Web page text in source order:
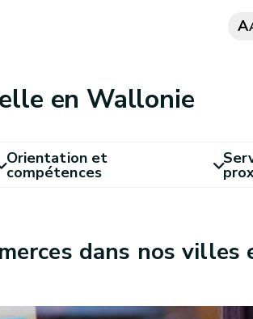
A
en Wallonie
Orientation et
compétences
dans nos